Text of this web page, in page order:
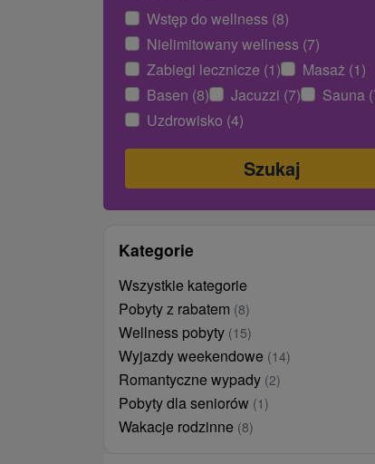
Wstęp do wellness (8)
Nielimitowany wellness (7)
Zabiegi lecznicze (1)
Masaż (1)
Basen (8)
Jacuzzi (7)
Sauna
Uzdrowisko (4)
Kategorie
Wszystkie kategorie
Pobyty z rabatem (8)
Wellness pobyty (15)
Wyjazdy weekendowe (14)
Romantyczne wypady (2)
Pobyty dla seniorów (1)
Wakacje rodzinne (8)